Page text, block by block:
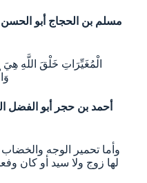
الْمُغَيِّرَاتِ خَلْقَ اللَّهِ
ﻭﺃﻣﺎ ﺗﺤﻤﻴﺮ اﻟﻮﺟﻪ
ﻟﻬﺎ ﺯﻭﺝ ﻭﻻ ﺳﻴﺪ ﺃﻭ ﻛﺎﻥ